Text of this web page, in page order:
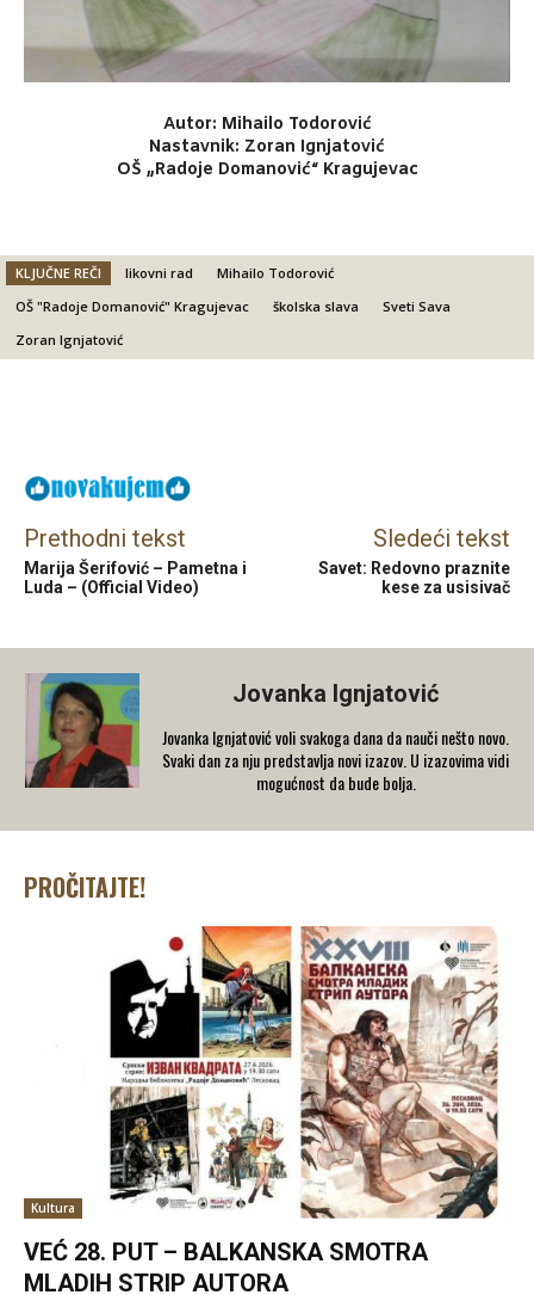
Autor: Mihailo Todorović
Nastavnik: Zoran Ignjatović
OŠ „Radoje Domanović“ Kragujevac
KLJUČNE REČI likovni rad
Mihailo Todorović
OŠ "Radoje Domanović" Kragujevac
školska slava
Sveti Sava
Zoran Ignjatović
Prethodni tekst
Marija Šerifović – Pametna i
Luda – (Official Video)
Sledeći tekst
Savet: Redovno praznite
kese za usisivač
Jovanka Ignjatović
Jovanka Ignjatović voli svakoga dana da nauči nešto novo.
Svaki dan za nju predstavlja novi izazov. U izazovima vidi
mogućnost da bude bolja.
PROČITAJTE!
Kultura
VEĆ 28. PUT – BALKANSKA SMOTRA
MLADIH STRIP AUTORA